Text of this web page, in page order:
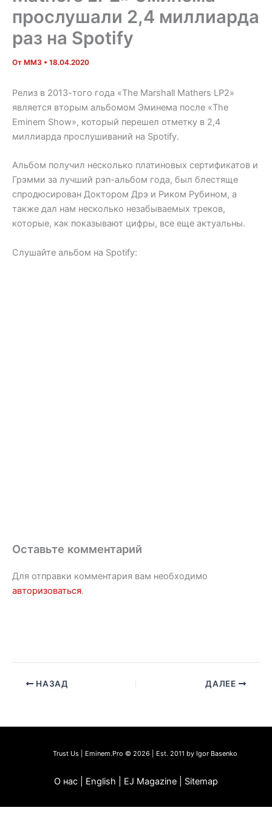
прослушали 2,4 миллиарда
раз на Spotify
От MM3 • 18.04.2020
Релиз в 2013-того года «The Marshall Mathers LP2»
является вторым альбомом Эминема после «The
Eminem Show», который перешел отметку в 2,4
миллиарда прослушиваний на Spotify.
Альбом получил несколько платиновых сертификатов и
Грэмми за лучший рэп-альбом года, был блестяще
спродюсирован Доктором Дрэ и Риком Рубином, а
также дал нам несколько незабываемых треков,
которые, как показывают цифры, все еще актуальны.
Слушайте альбом на Spotify:
Оставьте комментарий
Для отправки комментария вам необходимо
авторизоваться.
НАЗАД ДАЛЕЕ
Trust Us | Eminem.Pro © 2026 | Est. 2011 by Igor Basenko
О нас | English | EJ Magazine | Sitemap